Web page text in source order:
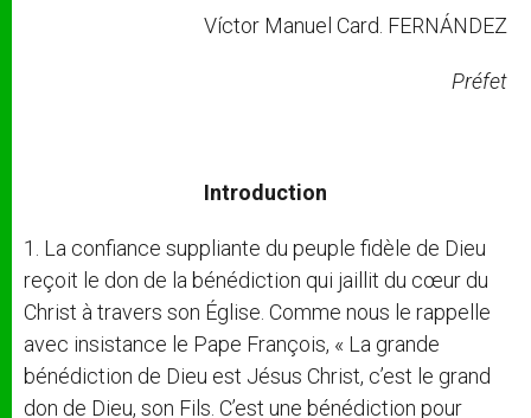
Víctor Manuel Card. FERNÁNDEZ
Préfet
Introduction
1. La confiance suppliante du peuple fidèle de Dieu
reçoit le don de la bénédiction qui jaillit du cœur du
Christ à travers son Église. Comme nous le rappelle
avec insistance le Pape François, « La grande
bénédiction de Dieu est Jésus Christ, c’est le grand
don de Dieu, son Fils. C’est une bénédiction pour